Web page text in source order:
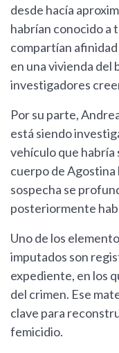
desde hacía
habrían conocido a
compartían
en una vivienda del
investigadores
Por su parte,
está siendo
vehículo que habría
cuerpo de Agostina
sospecha se
posteriormente
Uno de los
imputados son
expediente, en los
del crimen. Ese
clave para
femicidio.